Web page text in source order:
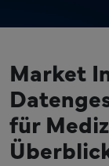
Market
für